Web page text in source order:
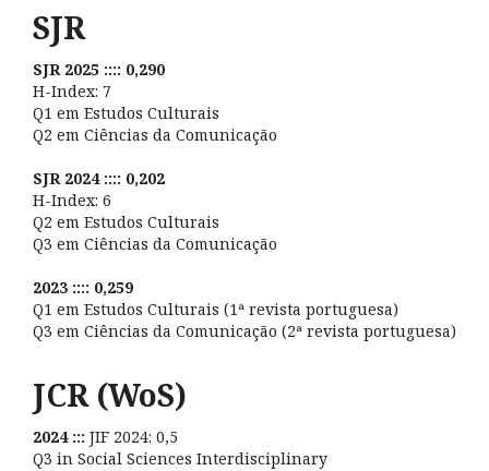
SJR
SJR 2025 :::: 0,290
H-Index: 7
Q1 em Estudos Culturais
Q2 em Ciências da Comunicação
SJR 2024 :::: 0,202
H-Index: 6
Q2 em Estudos Culturais
Q3 em Ciências da Comunicação
2023 :::: 0,259
Q1 em Estudos Culturais (1ª revista portuguesa)
Q3 em Ciências da Comunicação (2ª revista portuguesa)
JCR (WoS)
2024 ::: JIF 2024: 0,5
Q3 in Social Sciences Interdisciplinary